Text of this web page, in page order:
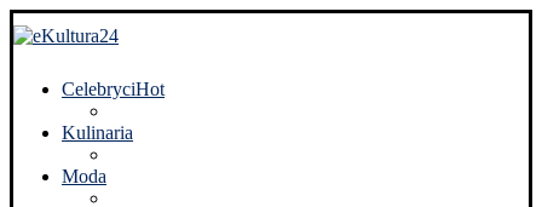
CelebryciHot
Kulinaria
Moda